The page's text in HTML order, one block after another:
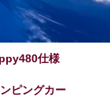
仕様
ピングカー